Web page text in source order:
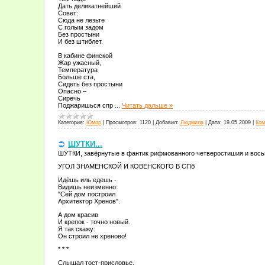
Дать деликатнейший
Совет:
Сюда не лезьте
С голым задом
Без простыни
И без штиблет.
В кабине финской
Жар ужасный,
Температура
Больше ста,
Сидеть без простыни
Опасно –
Сиречь
Поджаришься спр
Читать дальше »
Категория: Юмор Просмотров: 1120 Добавил: Людмила Дата: 19.05.2009
ШУТКИ...
ШУТКИ, завёрнутые в фантик рифмованного четверостишия и
УГОЛ ЗНАМЕНСКОЙ И КОВЕНСКОГО В СПб
Идёшь иль едешь -
Видишь неизменно:
"Сей дом построил
Архитектор Хренов".
А дом красив
И крепок - точно новый.
Я так скажу:
Он строил не хреново!
* * *
Слышал тост-присловье,